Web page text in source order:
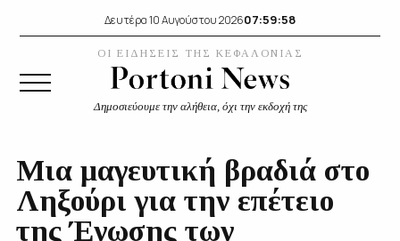
Δευτέρα 10 Αυγούστου 202607:59:59
ΟΙ ΕΙΔΗΣΕΙΣ ΤΗΣ ΚΕΦΑΛΟΝΙΑΣ
Δημοσιεύουμε την αλήθεια, όχι την εκδοχή της
Μια μαγευτική βραδιά στο
Ληξούρι για την επέτειο
της Ένωσης των